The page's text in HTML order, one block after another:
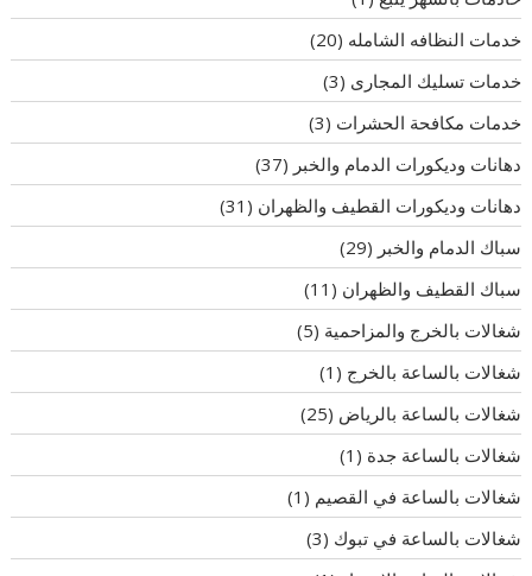
خدمات النظافه الشامله (20)
خدمات تسليك المجارى (3)
خدمات مكافحة الحشرات (3)
دهانات وديكورات الدمام والخبر (37)
دهانات وديكورات القطيف والظهران (31)
سباك الدمام والخبر (29)
سباك القطيف والظهران (11)
شغالات بالخرج والمزاحمية (5)
شغالات بالساعة بالخرج (1)
شغالات بالساعة بالرياض (25)
شغالات بالساعة جدة (1)
شغالات بالساعة في القصيم (1)
شغالات بالساعة في تبوك (3)